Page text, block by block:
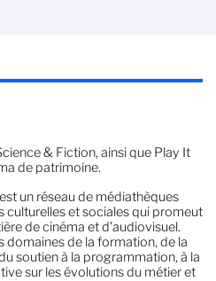
& Fiction, ainsi que Play It
de patrimoine.
un réseau de médiathèques
culturelles et sociales qui promeut
de cinéma et d’audiovisuel.
domaines de la formation, de la
soutien à la programmation, à la
sur les évolutions du métier et